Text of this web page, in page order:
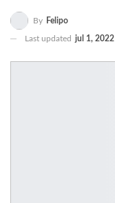
By Felipo
Last updated jul 1, 2022